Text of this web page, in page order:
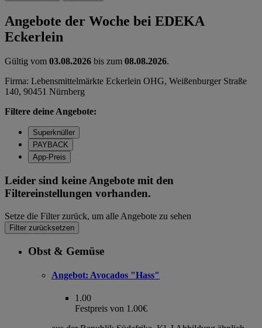
Angebote der Woche bei EDEKA
Eckerlein
Gültig vom 03.08.2026 bis zum 08.08.2026.
Firma: Lebensmittelmärkte Eckerlein OHG, Weißenburger Straße
140, 90451 Nürnberg
Filtere deine Angebote:
Superknüller
PAYBACK
App-Preis
Leider sind keine Angebote mit den
Filtereinstellungen vorhanden.
Setze die Filter zurück, um alle Angebote zu sehen
Filter zurücksetzen
Obst & Gemüse
Angebot: Avocados "Hass"
1.00
Festpreis von 1.00€